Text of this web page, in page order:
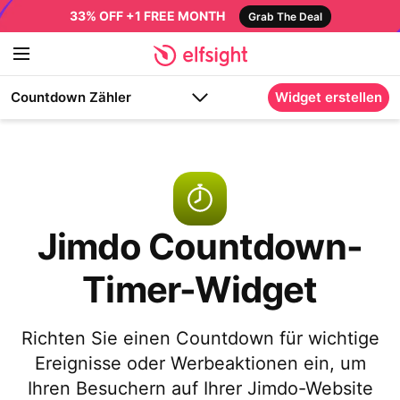
33% OFF +1 FREE MONTH Grab The Deal
Countdown Zähler Widget erstellen
Jimdo Countdown-
Timer-Widget
Richten Sie einen Countdown für wichtige
Ereignisse oder Werbeaktionen ein, um
Ihren Besuchern auf Ihrer Jimdo-Website